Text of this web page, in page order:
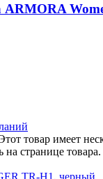
ARMORA
товар имеет
странице товара.